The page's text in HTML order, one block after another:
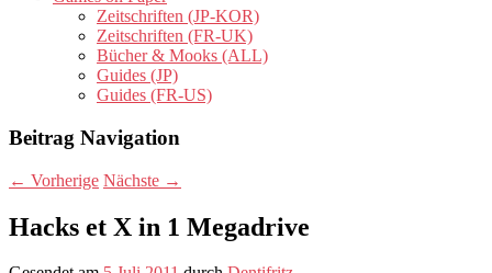
Zeitschriften (JP-KOR)
Zeitschriften (FR-UK)
Bücher & Mooks (ALL)
Guides (JP)
Guides (FR-US)
Beitrag Navigation
← Vorherige Nächste →
Hacks et X in 1 Megadrive